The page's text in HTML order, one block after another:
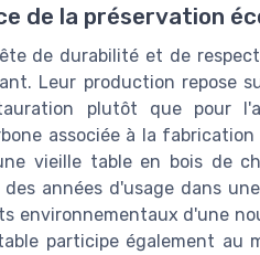
de la préservation
de durabilité et de
Leur production repose
plutôt que pour
associée à la
vieille table en bois de
des années d'usage dans
environnementaux d'une
participe également au